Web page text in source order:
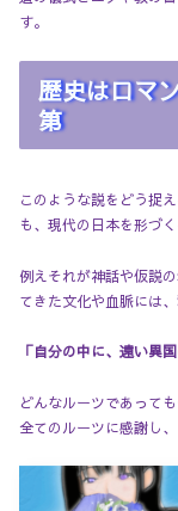
す。
歴史はロマ
第
このような説をどう捉
も、現代の日本を形づ
例えそれが神話や仮説
てきた文化や血脈には、
「自分の中に、遠い異
どんなルーツであって
全てのルーツに感謝し